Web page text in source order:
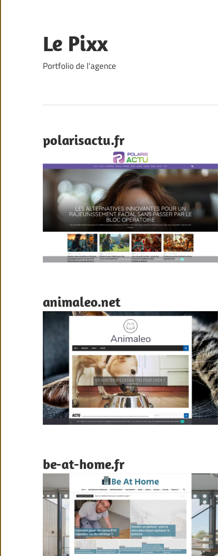
content
Le Pixx
Portfolio de l'agence
polarisactu.fr
animaleo.net
be-at-home.fr